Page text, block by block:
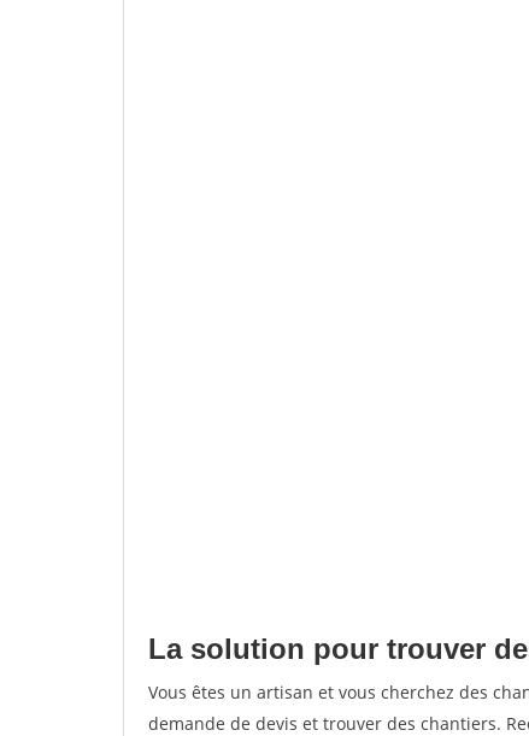
La solution pour trouver
Vous êtes un artisan et vous cherchez des
demande de devis et trouver des chantiers.